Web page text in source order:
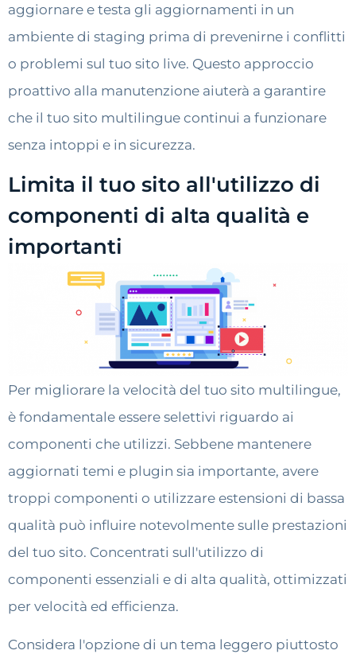
aggiornare e testa gli aggiornamenti in un
ambiente di staging prima di prevenirne i conflitti
o problemi sul tuo sito live. Questo approccio
proattivo alla manutenzione aiuterà a garantire
che il tuo sito multilingue continui a funzionare
senza intoppi e in sicurezza.
Limita il tuo sito all'utilizzo di
componenti di alta qualità e
importanti
Per migliorare la velocità del tuo sito multilingue,
è fondamentale essere selettivi riguardo ai
componenti che utilizzi. Sebbene mantenere
aggiornati temi e plugin sia importante, avere
troppi componenti o utilizzare estensioni di bassa
qualità può influire notevolmente sulle prestazioni
del tuo sito. Concentrati sull'utilizzo di
componenti essenziali e di alta qualità, ottimizzati
per velocità ed efficienza.
Considera l'opzione di un tema leggero piuttosto